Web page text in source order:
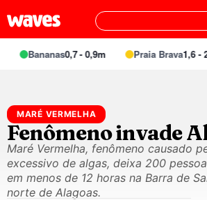
Bananas0,7 - 0,9m Praia Brava1,6 -
MARÉ VERMELHA
Fenômeno invade
Maré Vermelha, fenômeno causado
excessivo de algas, deixa 200
em menos de 12 horas na Barra de
norte de Alagoas.